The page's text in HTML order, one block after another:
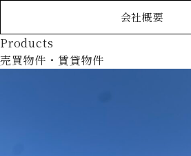
会社概要
Products
売買物件・賃貸物件